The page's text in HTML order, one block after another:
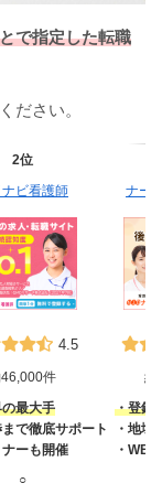
で指定した転職
ださい。
2位
ナビ看護師 ナー
4.5
件 約
最大手
まで徹底サポート
ナーも開催
・登録
・地域
・
○